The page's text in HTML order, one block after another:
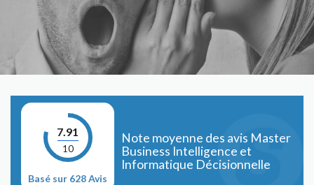
7.91
10
Basé sur 628 Avis
Note moyenne des avis Master
Business Intelligence et
Informatique Décisionnelle